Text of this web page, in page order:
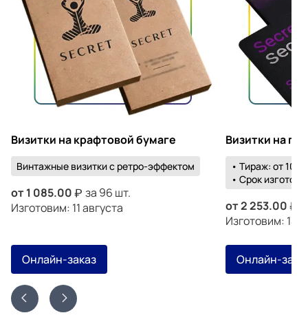
Визитки на крафтовой бумаге
Винтажные визитки с ретро-эффектом
от 1 085.00
за 96 шт.
Изготовим: 11 августа
Онлайн-заказ
Визитки на
• Тираж: от 100
• Срок
от2 253.00
Изготовим: 14
Онлайн-